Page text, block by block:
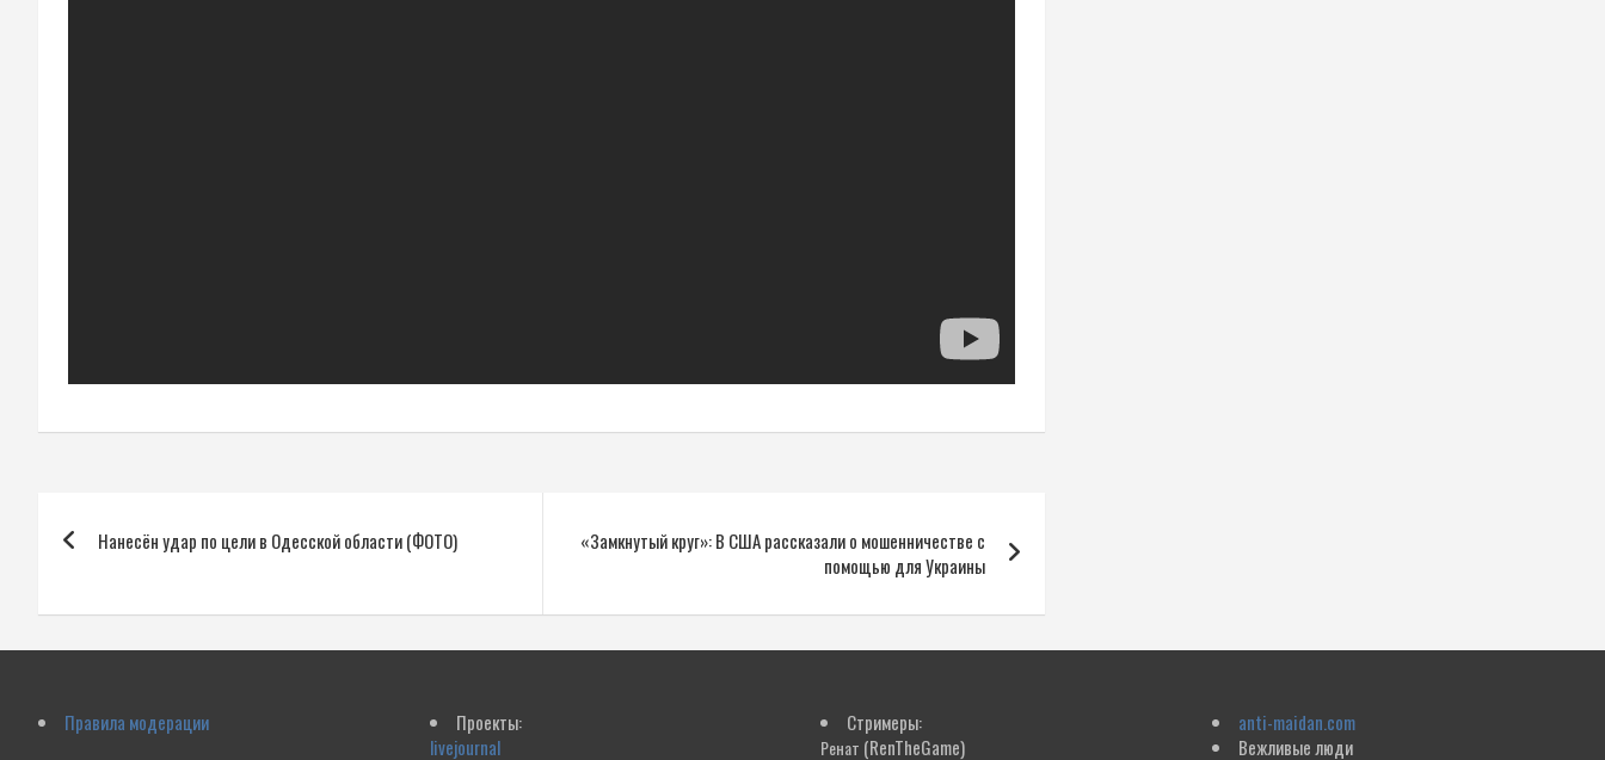
Навигация
по
записям
Нанесён удар по цели в Одесской области (ФОТО)
«Замкнутый круг»: В США рассказали о мошенничестве с
помощью для Украины
Правила модерации
Проекты:
livejournal
Стримеры:
Ренат (RenTheGame)
anti-maidan.com
Вежливые люди